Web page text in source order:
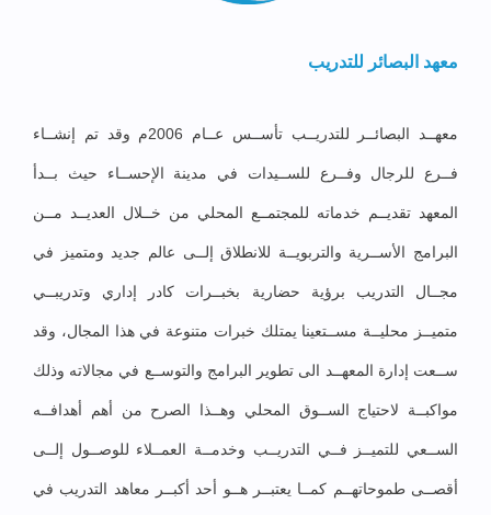
معهد البصائر للتدريب
معهــد البصائــر للتدريــب تأســس عــام 2006م وقد تم إنشــاء
فــرع للرجال وفــرع للســيدات في مدينة الإحســاء حيث بــدأ
المعهد تقديــم خدماته للمجتمــع المحلي من خــلال العديــد مــن
البرامج الأســرية والتربويــة للانطلاق إلــى عالم جديد ومتميز في
مجــال التدريب برؤية حضارية بخبــرات كادر إداري وتدريبــي
متميــز محليــة مســتعينا يمتلك خبرات متنوعة في هذا المجال، وقد
ســعت إدارة المعهــد الى تطوير البرامج والتوســع في مجالاته وذلك
مواكبــة لاحتياج الســوق المحلي وهــذا الصرح من أهم أهدافــه
الســعي للتميــز فــي التدريــب وخدمــة العمــلاء للوصــول إلــى
أقصــى طموحاتهــم كمــا يعتبــر هــو أحد أكبــر معاهد التدريب في